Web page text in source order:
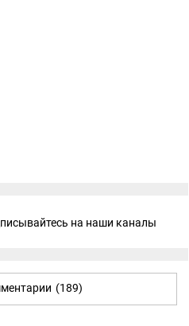
на наши каналы
(189)